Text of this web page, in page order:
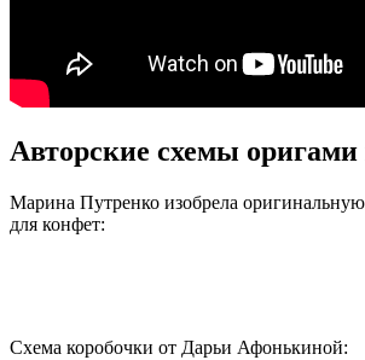
Авторские схемы оригами
Марина Путренко изобрела
для конфет:
Схема коробочки от Дарьи Афонькиной: